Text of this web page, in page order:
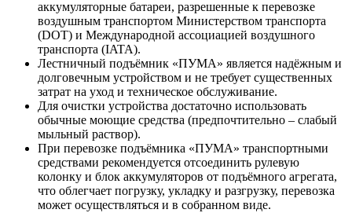
аккумуляторные батареи, разрешенные к перевозке
воздушным транспортом Министерством транспорта
(DOT) и Международной ассоциацией воздушного
транспорта (IATA).
Лестничный подъёмник «ПУМА» является надёжным и
долговечным устройством и не требует существенных
затрат на уход и техническое обслуживание.
Для очистки устройства достаточно использовать
обычные моющие средства (предпочтительно – слабый
мыльный раствор).
При перевозке подъёмника «ПУМА» транспортными
средствами рекомендуется отсоединить рулевую
колонку и блок аккумуляторов от подъёмного агрегата,
что облегчает погрузку, укладку и разгрузку, перевозка
может осуществляться и в собранном виде.